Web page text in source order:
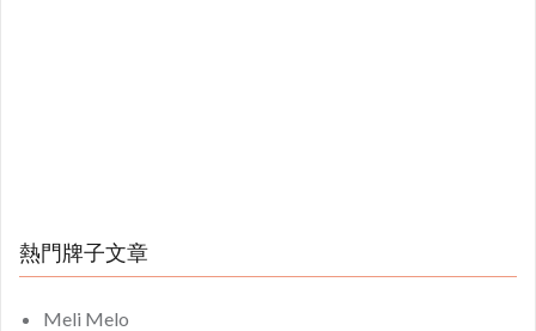
熱門牌子文章
Meli Melo